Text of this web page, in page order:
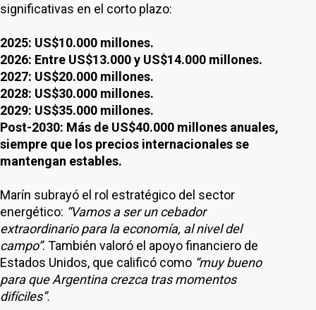
significativas en el corto plazo:
2025: US$10.000 millones.
2026: Entre US$13.000 y US$14.000 millones.
2027: US$20.000 millones.
2028: US$30.000 millones.
2029: US$35.000 millones.
Post-2030: Más de US$40.000 millones anuales,
siempre que los precios internacionales se
mantengan estables.
Marín subrayó el rol estratégico del sector
energético: “Vamos a ser un cebador
extraordinario para la economía, al nivel del
campo”. También valoró el apoyo financiero de
Estados Unidos, que calificó como “muy bueno
para que Argentina crezca tras momentos
difíciles”.